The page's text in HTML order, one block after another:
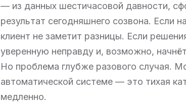
— из данных шестичасовой давности,
результат сегодняшнего созвона. Если
клиент не заметит разницы. Если
уверенную неправду и, возможно,
Но проблема глубже разового случая.
автоматической системе — это тихая
медленно.